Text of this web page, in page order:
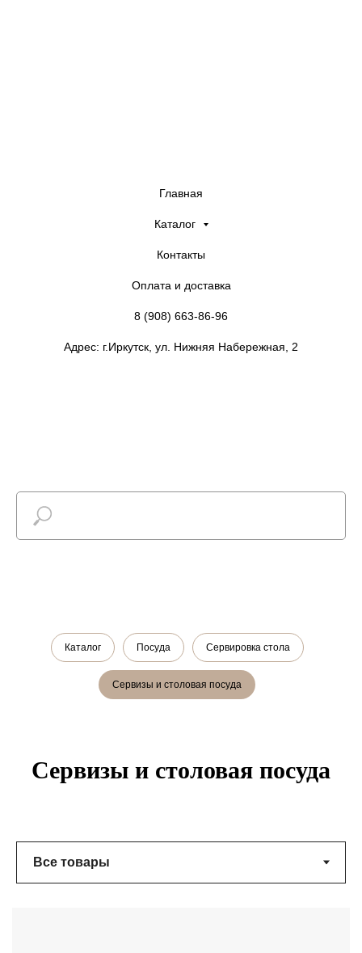
Главная
Каталог
Контакты
Оплата и доставка
8 (908) 663-86-96
Адрес: г.Иркутск, ул. Нижняя Набережная, 2
Каталог Посуда Сервировка стола
Сервизы и столовая посуда
Сервизы и столовая посуда